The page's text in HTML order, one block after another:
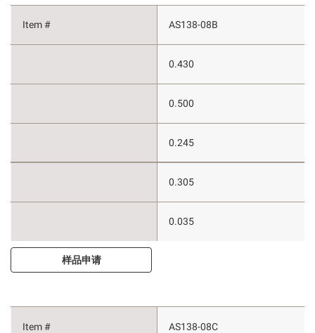
AS138-08B
0.430
0.500
0.245
0.305
0.035
样品申请
AS138-08C